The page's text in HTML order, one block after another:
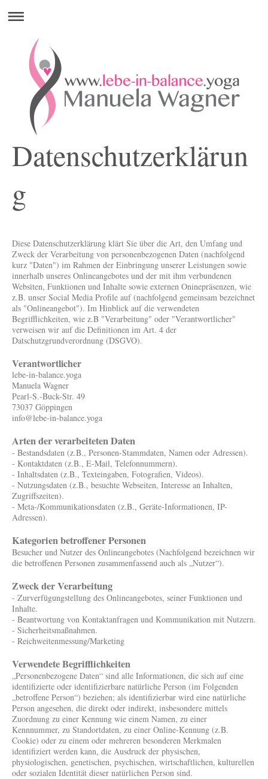
Datenschutzerklärun
g
Diese Datenschutzerklärung klärt Sie über die Art, den Umfang und
Zweck der Verarbeitung von personenbezogenen Daten (nachfolgend
kurz "Daten") im Rahmen der Einbringung unserer Leistungen sowie
innerhalb unseres Onlineangebotes und der mit ihm verbundenen
Websiten, Funktionen und Inhalte sowie externen Oninepräsenzen, wie
z.B. unser Social Media Profile auf (nachfolgend gemeinsam bezeichnet
als "Onlineangebot"). Im Hinblick auf die verwendeten
Begrifflichkeiten, wie z.B "Verarbeitung" oder "Verantwortlicher"
verweisen wir auf die Definitionen im Art. 4 der
Datschutzgrundverordnung (DSGVO).
Verantwortlicher
lebe-in-balance.yoga
Manuela Wagner
Pearl-S.-Buck-Str. 49
73037 Göppingen
info@lebe-in-balance.yoga
Arten der verarbeiteten Daten
- Bestandsdaten (z.B., Personen-Stammdaten, Namen oder Adressen).
- Kontaktdaten (z.B., E-Mail, Telefonnummern).
- Inhaltsdaten (z.B., Texteingaben, Fotografien, Videos).
- Nutzungsdaten (z.B., besuchte Webseiten, Interesse an Inhalten,
Zugriffszeiten).
- Meta-/Kommunikationsdaten (z.B., Geräte-Informationen, IP-
Adressen).
Kategorien betroffener Personen
Besucher und Nutzer des Onlineangebotes (Nachfolgend bezeichnen wir
die betroffenen Personen zusammenfassend auch als „Nutzer“).
Zweck der Verarbeitung
- Zurverfügungstellung des Onlineangebotes, seiner Funktionen und
Inhalte.
- Beantwortung von Kontaktanfragen und Kommunikation mit Nutzern.
- Sicherheitsmaßnahmen.
- Reichweitenmessung/Marketing
Verwendete Begrifflichkeiten
„Personenbezogene Daten“ sind alle Informationen, die sich auf eine
identifizierte oder identifizierbare natürliche Person (im Folgenden
„betroffene Person“) beziehen; als identifizierbar wird eine natürliche
Person angesehen, die direkt oder indirekt, insbesondere mittels
Zuordnung zu einer Kennung wie einem Namen, zu einer
Kennnummer, zu Standortdaten, zu einer Online-Kennung (z.B.
Cookie) oder zu einem oder mehreren besonderen Merkmalen
identifiziert werden kann, die Ausdruck der physischen,
physiologischen, genetischen, psychischen, wirtschaftlichen, kulturellen
oder sozialen Identität dieser natürlichen Person sind.